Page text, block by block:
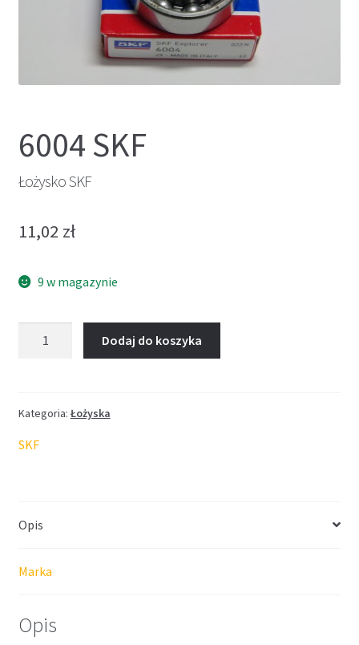
6004 SKF
Łożysko SKF
11,02 zł
9 w magazynie
Dodaj do koszyka
Kategoria: Łożyska
SKF
Opis
Marka
Opis